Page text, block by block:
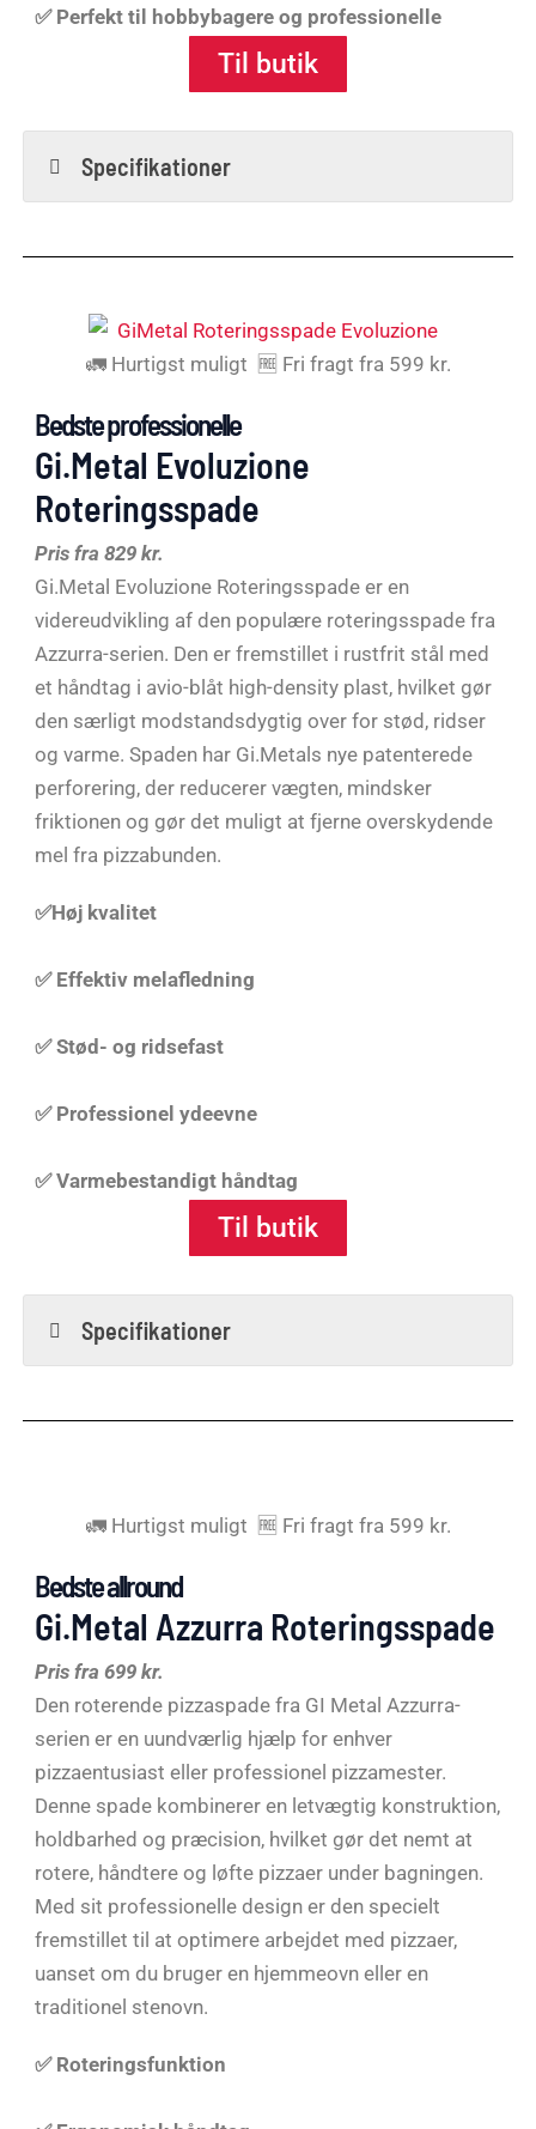
✅ Perfekt til hobbybagere og professionelle
Til butik
Specifikationer
🚛 Hurtigst muligt 🆓 Fri fragt fra 599 kr.
Bedste professionelle
Gi.Metal Evoluzione
Roteringsspade
Pris fra 829 kr.
Gi.Metal Evoluzione Roteringsspade er en
videreudvikling af den populære roteringsspade fra
Azzurra-serien. Den er fremstillet i rustfrit stål med
et håndtag i avio-blåt high-density plast, hvilket gør
den særligt modstandsdygtig over for stød, ridser
og varme. Spaden har Gi.Metals nye patenterede
perforering, der reducerer vægten, mindsker
friktionen og gør det muligt at fjerne overskydende
mel fra pizzabunden.
✅Høj kvalitet
✅ Effektiv melafledning
✅ Stød- og ridsefast
✅ Professionel ydeevne
✅ Varmebestandigt håndtag
Til butik
Specifikationer
🚛 Hurtigst muligt 🆓 Fri fragt fra 599 kr.
Bedste allround
Gi.Metal Azzurra Roteringsspade
Pris fra 699 kr.
Den roterende pizzaspade fra GI Metal Azzurra-
serien er en uundværlig hjælp for enhver
pizzaentusiast eller professionel pizzamester.
Denne spade kombinerer en letvægtig konstruktion,
holdbarhed og præcision, hvilket gør det nemt at
rotere, håndtere og løfte pizzaer under bagningen.
Med sit professionelle design er den specielt
fremstillet til at optimere arbejdet med pizzaer,
uanset om du bruger en hjemmeovn eller en
traditionel stenovn.
✅ Roteringsfunktion